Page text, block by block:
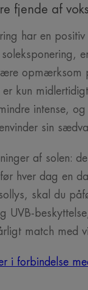
fjende af
har en
opmærksom
er kun
intense,
sin
af solen:
hver dag en
skal du
UVB-
match med
i forbindelse